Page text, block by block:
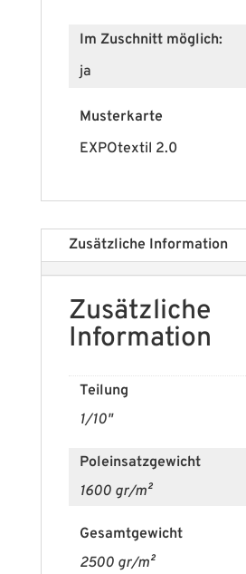
Im Zuschnitt möglich:
ja
Musterkarte
EXPOtextil 2.0
Zusätzliche Information
Zusätzliche
Information
Teilung
1/10"
Poleinsatzgewicht
1600 gr/m²
Gesamtgewicht
2500 gr/m²